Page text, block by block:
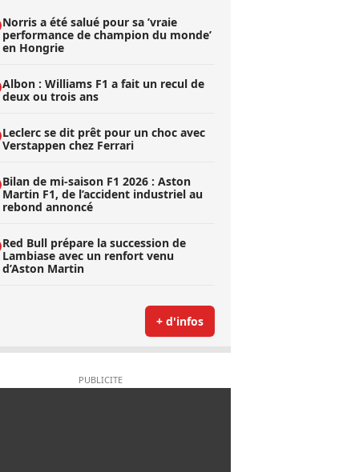
Norris a été salué pour sa ’vraie
performance de champion du monde’
en Hongrie
Albon : Williams F1 a fait un recul de
deux ou trois ans
Leclerc se dit prêt pour un choc avec
Verstappen chez Ferrari
Bilan de mi-saison F1 2026 : Aston
Martin F1, de l’accident industriel au
rebond annoncé
Red Bull prépare la succession de
Lambiase avec un renfort venu
d’Aston Martin
+ d'infos